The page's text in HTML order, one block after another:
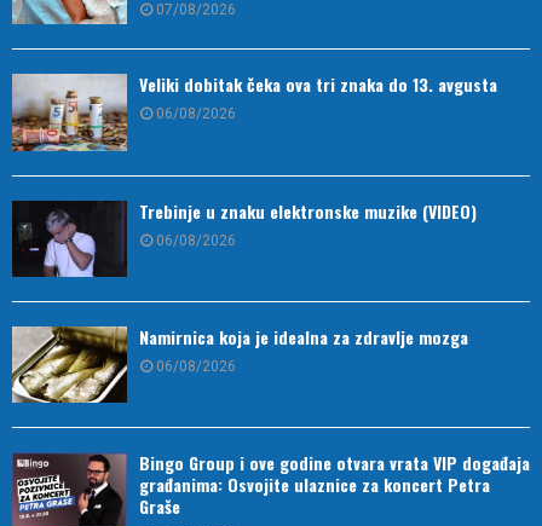
07/08/2026
Veliki dobitak čeka ova tri znaka do 13. avgusta
06/08/2026
Trebinje u znaku elektronske muzike (VIDEO)
06/08/2026
Namirnica koja je idealna za zdravlje mozga
06/08/2026
Bingo Group i ove godine otvara vrata VIP događaja
građanima: Osvojite ulaznice za koncert Petra
Graše